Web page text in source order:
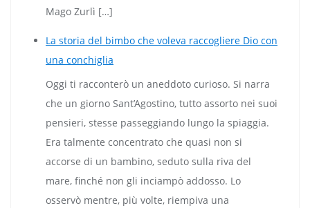
Mago Zurlì […]
La storia del bimbo che voleva raccogliere Dio con
una conchiglia
Oggi ti racconterò un aneddoto curioso. Si narra
che un giorno Sant’Agostino, tutto assorto nei suoi
pensieri, stesse passeggiando lungo la spiaggia.
Era talmente concentrato che quasi non si
accorse di un bambino, seduto sulla riva del
mare, finché non gli inciampò addosso. Lo
osservò mentre, più volte, riempiva una